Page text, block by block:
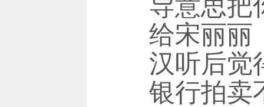
给宋丽丽
汉听后觉
银行拍卖